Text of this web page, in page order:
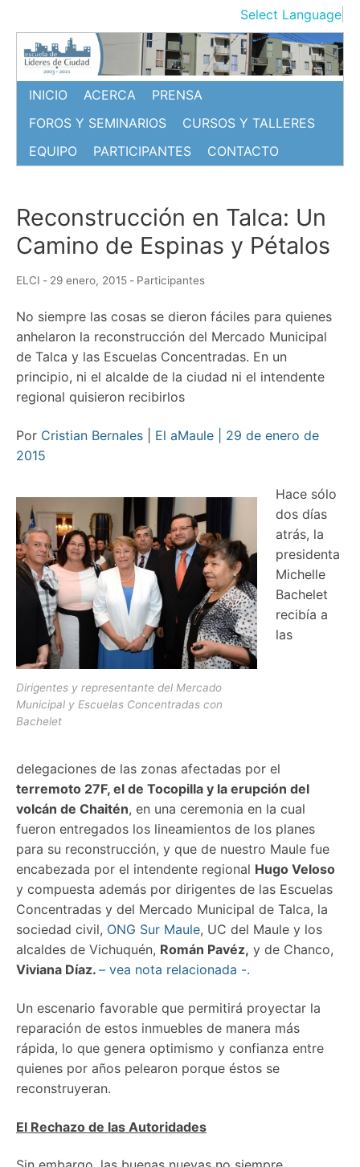
contenido
Select Language
INICIO ACERCA
PRENSA
FOROS Y SEMINARIOS
CURSOS Y TALLERES
EQUIPO
PARTICIPANTES CONTACTO
Reconstrucción en Talca: Un
Camino de Espinas y Pétalos
ELCI - 29 enero, 2015 - Participantes
No siempre las cosas se dieron fáciles para quienes
anhelaron la reconstrucción del Mercado Municipal
de Talca y las Escuelas Concentradas. En un
principio, ni el alcalde de la ciudad ni el intendente
regional quisieron recibirlos
Por Cristian Bernales
El aMaule | 29 de enero de
2015
Dirigentes y representante del Mercado
Municipal y Escuelas Concentradas con
Bachelet
Hace sólo
dos días
atrás, la
presidenta
Michelle
Bachelet
recibía a
las
delegaciones de las zonas afectadas por el
terremoto 27F, el de Tocopilla y la erupción del
volcán de Chaitén, en una ceremonia en la cual
fueron entregados los lineamientos de los planes
para su reconstrucción, y que de nuestro Maule fue
encabezada por el intendente regional Hugo Veloso
y compuesta además por dirigentes de las Escuelas
Concentradas y del Mercado Municipal de Talca, la
sociedad civil, ONG Sur Maule, UC del Maule y los
alcaldes de Vichuquén, Román Pavéz, y de Chanco,
Viviana Díaz. – vea nota relacionada -.
Un escenario favorable que permitirá proyectar la
reparación de estos inmuebles de manera más
rápida, lo que genera optimismo y confianza entre
quienes por años pelearon porque éstos se
reconstruyeran.
El Rechazo de las Autoridades